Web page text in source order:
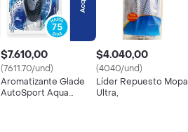
$7.610,00
(7611.70/und)
Aromatizante Glade
AutoSport Aqua
$4.040,00
(4040/und)
Líder Repuesto Mopa
Ultra,